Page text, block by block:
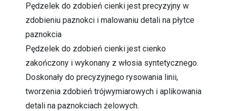
Pędzelek do zdobień cienki jest precyzyjny w
zdobieniu paznokci i malowaniu detali na płytce
paznokcia
Pędzelek do zdobień cienki jest cienko
zakończony i wykonany z włosia syntetycznego.
Doskonały do precyzyjnego rysowania linii,
tworzenia zdobień trójwymiarowych i aplikowania
detali na paznokciach żelowych.